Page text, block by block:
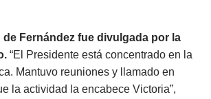
de Fernández fue divulgada por la
“El Presidente está concentrado en la
Mantuvo reuniones y llamado en
la actividad la encabece Victoria”,